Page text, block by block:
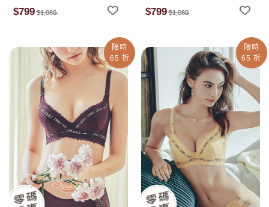
$799 $1,080 $799 $1,080
限時
65 折
限時
65 折